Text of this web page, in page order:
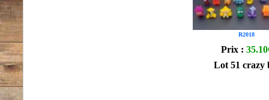
R2018
Prix :
Lot 51 crazy